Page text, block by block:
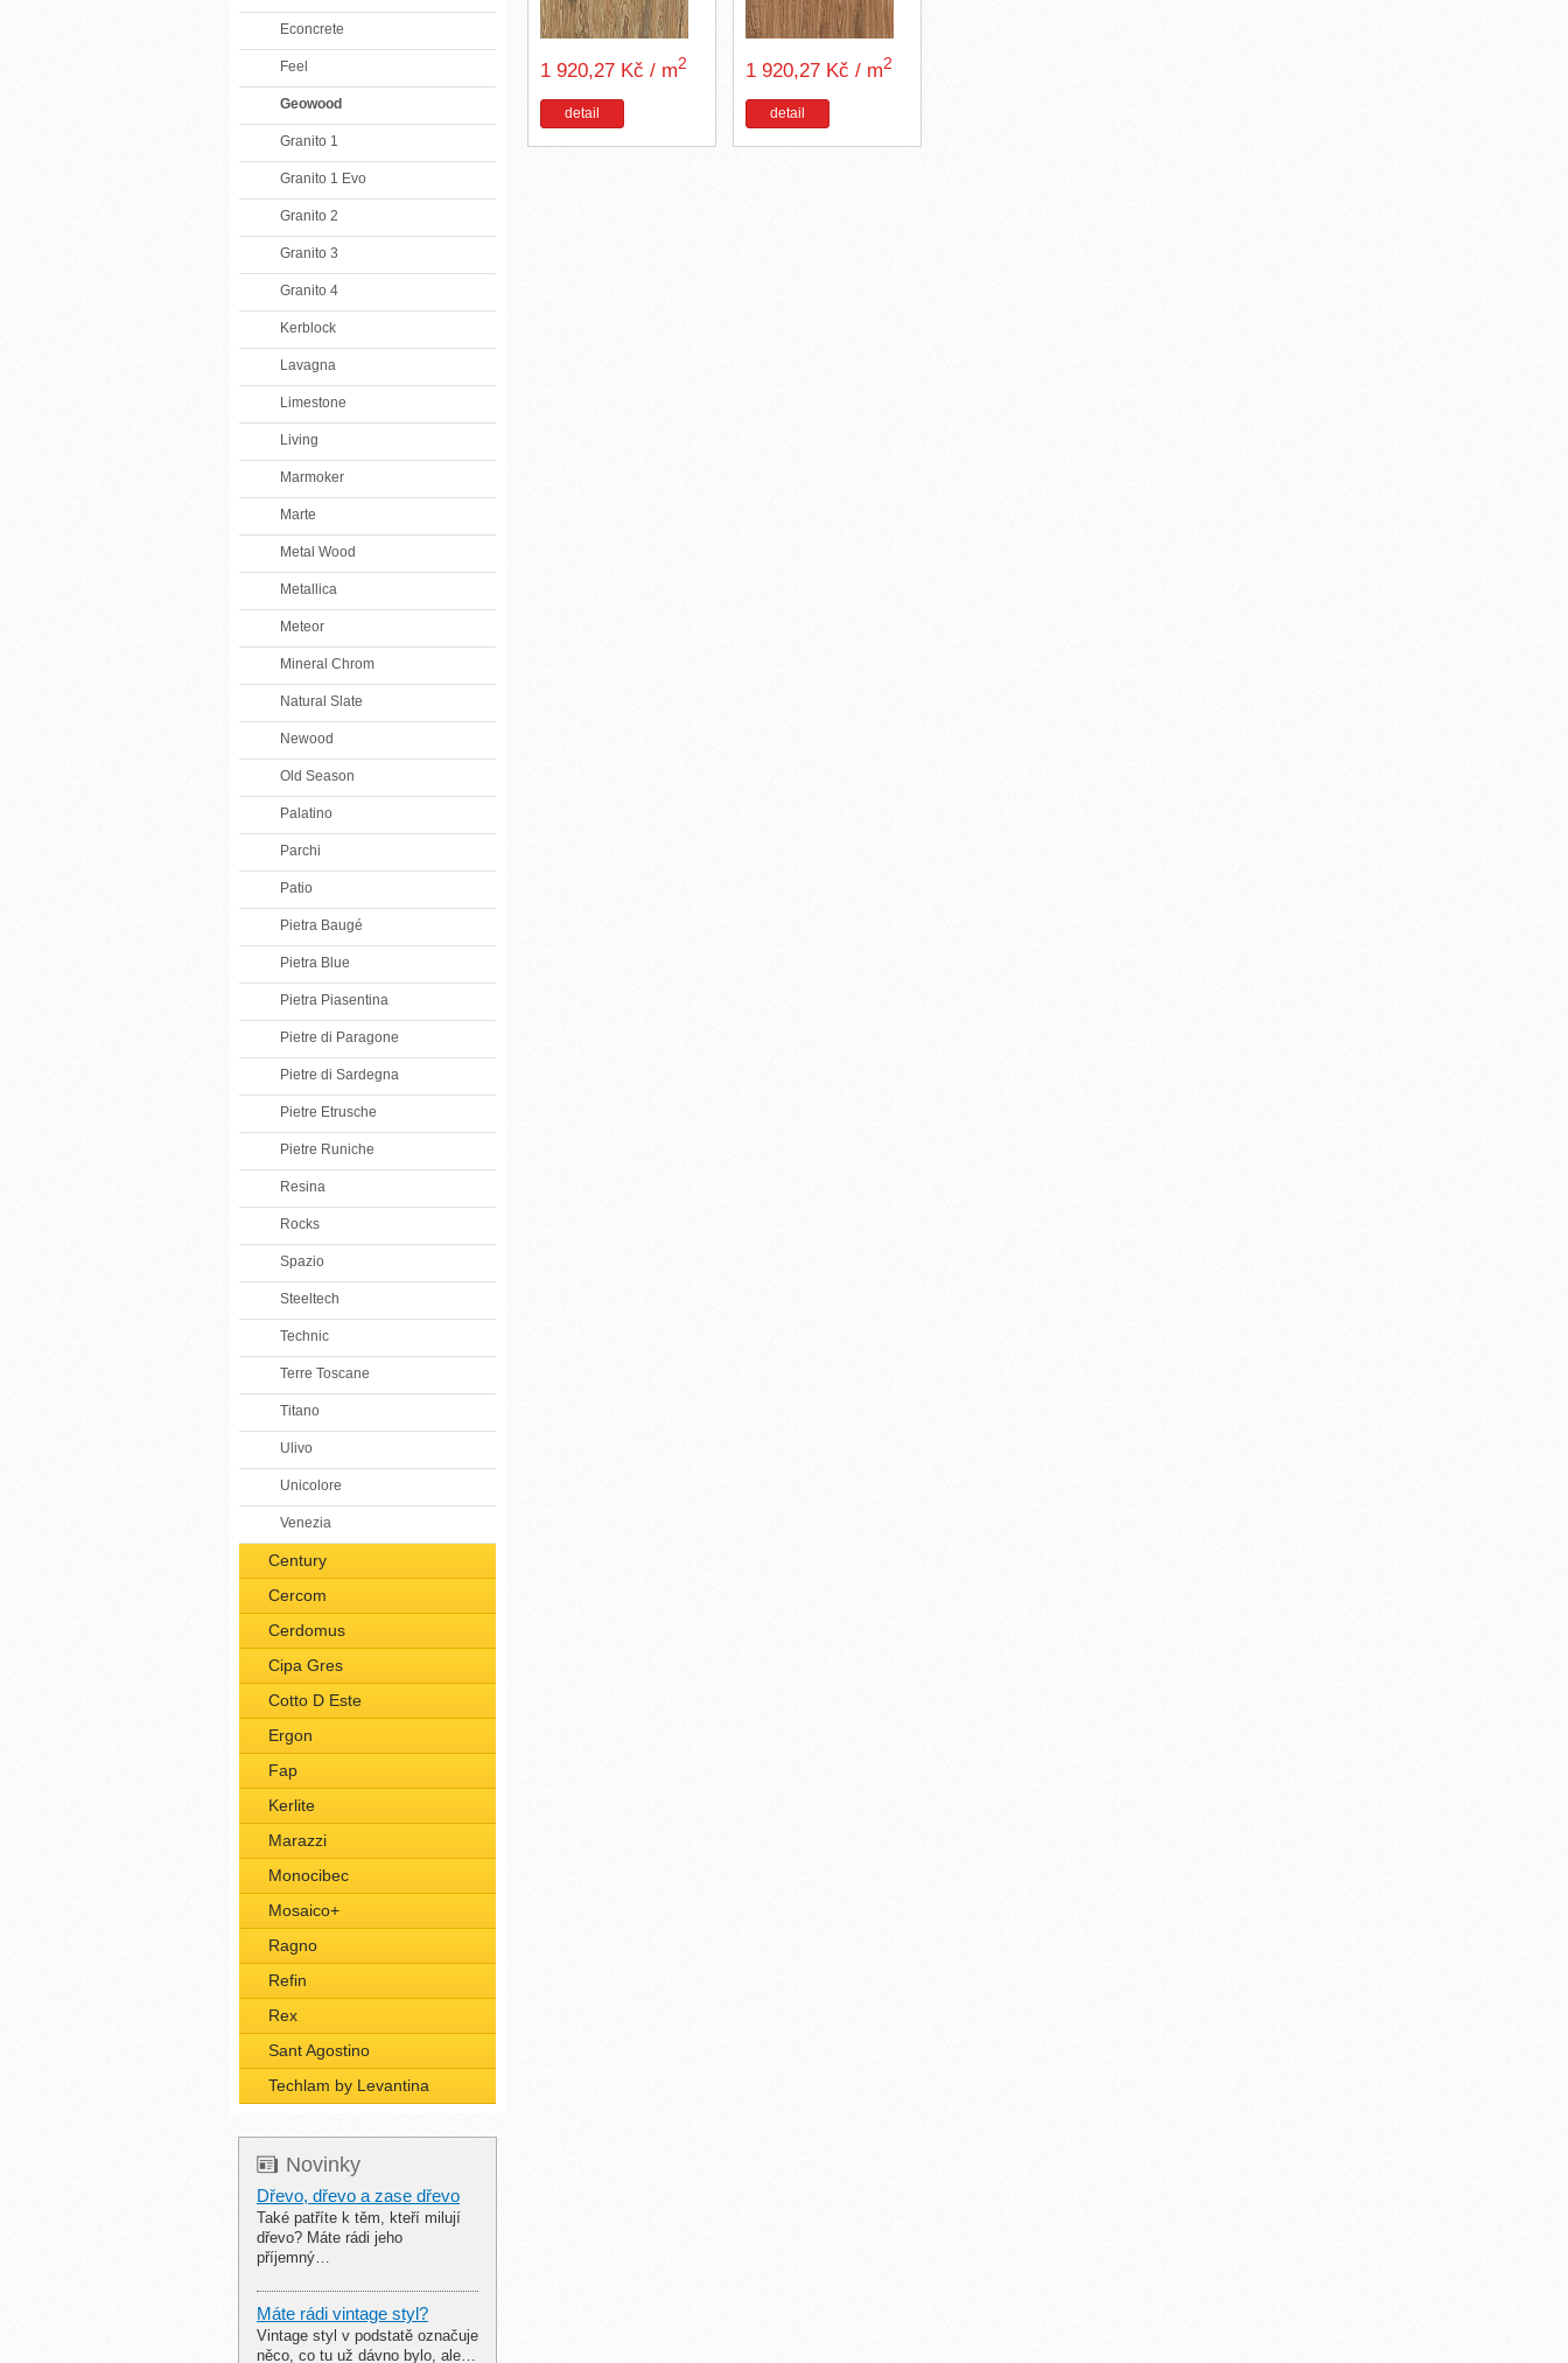
Econcrete
Feel
Geowood
Granito 1
Granito 1 Evo
Granito 2
Granito 3
Granito 4
Kerblock
Lavagna
Limestone
Living
Marmoker
Marte
Metal Wood
Metallica
Meteor
Mineral Chrom
Natural Slate
Newood
Old Season
Palatino
Parchi
Patio
Pietra Baugé
Pietra Blue
Pietra Piasentina
Pietre di Paragone
Pietre di Sardegna
Pietre Etrusche
Pietre Runiche
Resina
Rocks
Spazio
Steeltech
Technic
Terre Toscane
Titano
Ulivo
Unicolore
Venezia
Century
Cercom
Cerdomus
Cipa Gres
Cotto D Este
Ergon
Fap
Kerlite
Marazzi
Monocibec
Mosaico+
Ragno
Refin
Rex
Sant Agostino
Techlam by Levantina
Novinky
Dřevo, dřevo a zase dřevo
Také patříte k těm, kteří milují
dřevo? Máte rádi jeho
příjemný…
Máte rádi vintage styl?
Vintage styl v podstatě označuje
něco, co tu už dávno bylo, ale…
1 920,27 Kč / m2
detail
1 920,27 Kč / m2
detail